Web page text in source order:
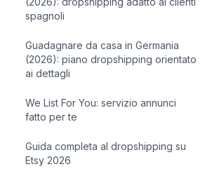
spagnoli
Guadagnare da casa in Germania
(2026): piano dropshipping orientato
ai dettagli
We List For You: servizio annunci
fatto per te
Guida completa al dropshipping su
Etsy 2026